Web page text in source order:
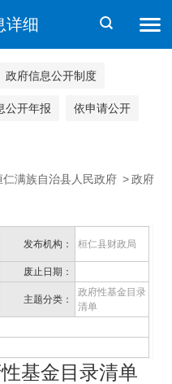
详细
政府信息公开制度
公开年报 依申请公开
仁满族自治县人民政府 > 政府
发布机构： 桓仁县财政局
废止日期：
主题分类：
政府性基金目录
清单
基金目录清单